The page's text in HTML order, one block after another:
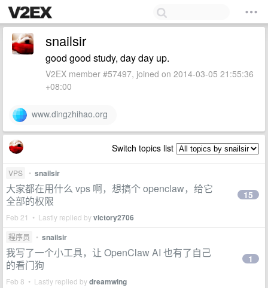
snailsir
good good study, day day up.
V2EX member #57497, joined on 2014-03-05 21:55:36
+08:00
www.dingzhihao.org
Switch topics list
VPS • snailsir
大家都在用什么 vps 啊，想搞个 openclaw，给它
全部的权限
Feb 21 • Lastly replied byvictory2706
15
程序员 • snailsir
我写了一个小工具，让 OpenClaw AI 也有了自己
的看门狗
Feb 8 • Lastly replied bydreamwing
1